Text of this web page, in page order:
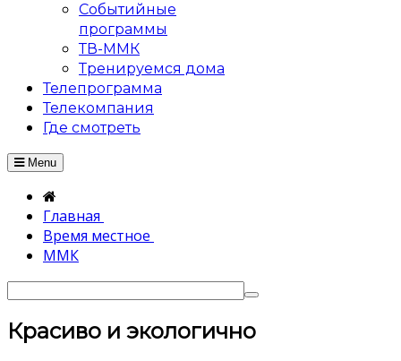
Событийные
программы
ТВ-ММК
Тренируемся дома
Телепрограмма
Телекомпания
Где смотреть
Menu
Главная
Время местное
ММК
Красиво и экологично